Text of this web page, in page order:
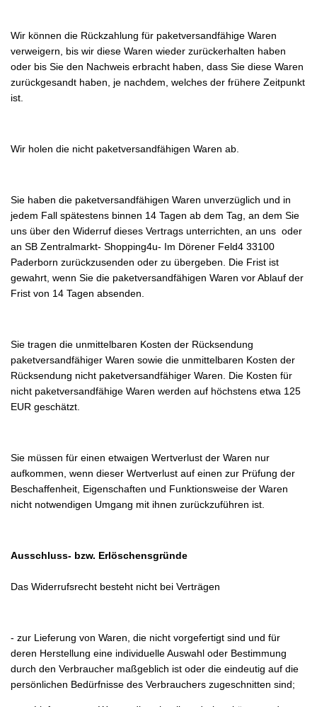
Wir können die Rückzahlung für paketversandfähige Waren
verweigern, bis wir diese Waren wieder zurückerhalten haben
oder bis Sie den Nachweis erbracht haben, dass Sie diese Waren
zurückgesandt haben, je nachdem, welches der frühere Zeitpunkt
ist.
Wir holen die nicht paketversandfähigen Waren ab.
Sie haben die paketversandfähigen Waren unverzüglich und in
jedem Fall spätestens binnen 14 Tagen ab dem Tag, an dem Sie
uns über den Widerruf dieses Vertrags unterrichten, an uns oder
an SB Zentralmarkt- Shopping4u- Im Dörener Feld4 33100
Paderborn zurückzusenden oder zu übergeben. Die Frist ist
gewahrt, wenn Sie die paketversandfähigen Waren vor Ablauf der
Frist von 14 Tagen absenden.
Sie tragen die unmittelbaren Kosten der Rücksendung
paketversandfähiger Waren sowie die unmittelbaren Kosten der
Rücksendung nicht paketversandfähiger Waren. Die Kosten für
nicht paketversandfähige Waren werden auf höchstens etwa 125
EUR geschätzt.
Sie müssen für einen etwaigen Wertverlust der Waren nur
aufkommen, wenn dieser Wertverlust auf einen zur Prüfung der
Beschaffenheit, Eigenschaften und Funktionsweise der Waren
nicht notwendigen Umgang mit ihnen zurückzuführen ist.
Ausschluss- bzw. Erlöschensgründe
Das Widerrufsrecht besteht nicht bei Verträgen
- zur Lieferung von Waren, die nicht vorgefertigt sind und für
deren Herstellung eine individuelle Auswahl oder Bestimmung
durch den Verbraucher maßgeblich ist oder die eindeutig auf die
persönlichen Bedürfnisse des Verbrauchers zugeschnitten sind;